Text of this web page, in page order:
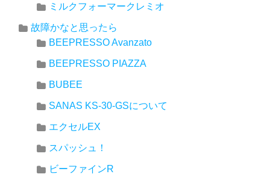
ミルクフォーマークレミオ
故障かなと思ったら
BEEPRESSO Avanzato
BEEPRESSO PIAZZA
BUBEE
SANAS KS-30-GSについて
エクセルEX
スパッシュ！
ビーファインR